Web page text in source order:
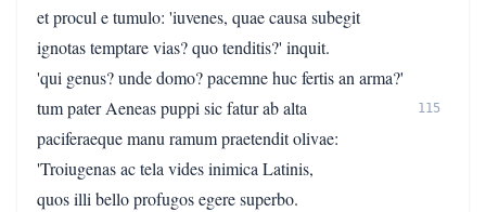
et procul e tumulo: 'iuvenes, quae causa subegit
ignotas temptare vias? quo tenditis?' inquit.
'qui genus? unde domo? pacemne huc fertis an arma?'
tum pater Aeneas puppi sic fatur ab alta
115
paciferaeque manu ramum praetendit olivae:
'Troiugenas ac tela vides inimica Latinis,
quos illi bello profugos egere superbo.